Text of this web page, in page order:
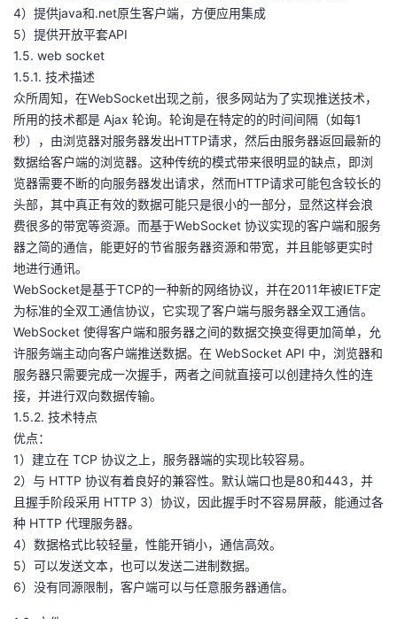
4）提供java和.net原生客户端，方便应用集成
5）提供开放平套API
1.5. web socket
1.5.1. 技术描述
众所周知，在WebSocket出现之前，很多网站为了实现推送技术，
所用的技术都是 Ajax 轮询。轮询是在特定的的时间间隔（如每1
秒），由浏览器对服务器发出HTTP请求，然后由服务器返回最新的
数据给客户端的浏览器。这种传统的模式带来很明显的缺点，即浏
览器需要不断的向服务器发出请求，然而HTTP请求可能包含较长的
头部，其中真正有效的数据可能只是很小的一部分，显然这样会浪
费很多的带宽等资源。而基于WebSocket 协议实现的客户端和服务
器之简的通信，能更好的节省服务器资源和带宽，并且能够更实时
地进行通讯。
WebSocket是基于TCP的一种新的网络协议，并在2011年被IETF定
为标准的全双工通信协议，它实现了客户端与服务器全双工通信。
WebSocket 使得客户端和服务器之间的数据交换变得更加简单，允
许服务端主动向客户端推送数据。在 WebSocket API 中，浏览器和
服务器只需要完成一次握手，两者之间就直接可以创建持久性的连
接，并进行双向数据传输。
1.5.2. 技术特点
优点：
1）建立在 TCP 协议之上，服务器端的实现比较容易。
2）与 HTTP 协议有着良好的兼容性。默认端口也是80和443，并
且握手阶段采用 HTTP 3）协议，因此握手时不容易屏蔽，能通过各
种 HTTP 代理服务器。
4）数据格式比较轻量，性能开销小，通信高效。
5）可以发送文本，也可以发送二进制数据。
6）没有同源限制，客户端可以与任意服务器通信。